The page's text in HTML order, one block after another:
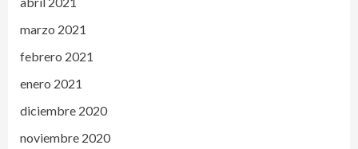
marzo 2021
febrero 2021
enero 2021
diciembre 2020
noviembre 2020